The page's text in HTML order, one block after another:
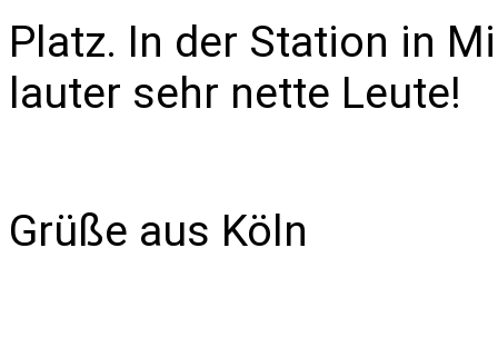
Platz. In der Station in
lauter sehr nette Leute!
Grüße aus Köln